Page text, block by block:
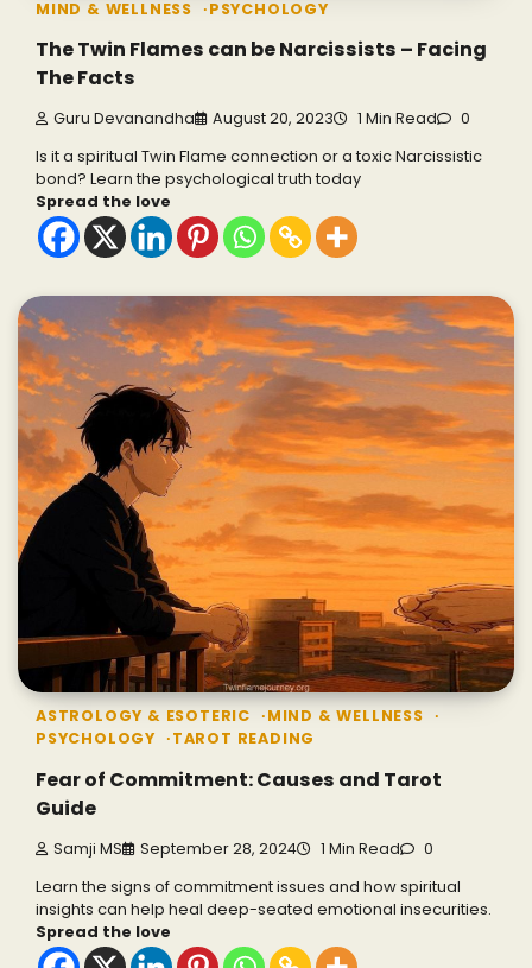
MIND & WELLNESS PSYCHOLOGY
The Twin Flames can be Narcissists – Facing
The Facts
Guru Devanandha August 20, 2023 1 Min Read 0
Is it a spiritual Twin Flame connection or a toxic Narcissistic
bond? Learn the psychological truth today
Spread the love
ASTROLOGY & ESOTERIC
MIND & WELLNESS
PSYCHOLOGY
TAROT READING
Fear of Commitment: Causes and Tarot
Guide
Samji MS September 28, 2024 1 Min Read 0
Learn the signs of commitment issues and how spiritual
insights can help heal deep-seated emotional insecurities.
Spread the love